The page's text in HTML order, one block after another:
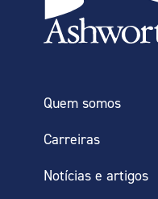
Quem somos
Carreiras
Notícias e artigos